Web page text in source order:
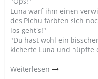
Luna warf ihm einen
des Pichu färbten sich
los geht's!"
"Du hast wohl ein
kicherte Luna und hüpfte
Weiterlesen